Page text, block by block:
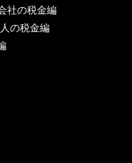
社の税金編
の税金編